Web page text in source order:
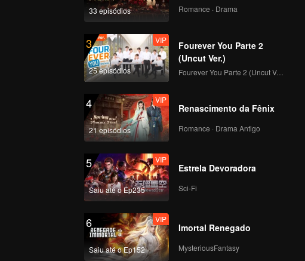
33 episódios Romance · Drama
3
25 episódios
VIP
Fourever You Parte 2
(Uncut Ver.)
Fourever You Parte 2 (Uncut Ver.)
4
21 episódios
VIP
Renascimento da Fênix
Romance · Drama Antigo
5
Saiu até o Ep235
VIP
Estrela Devoradora
Sci-Fi
6
Saiu até o Ep152
VIP
Imortal Renegado
MysteriousFantasy